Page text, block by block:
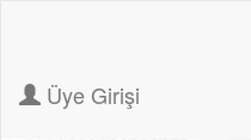
Üye Girişi